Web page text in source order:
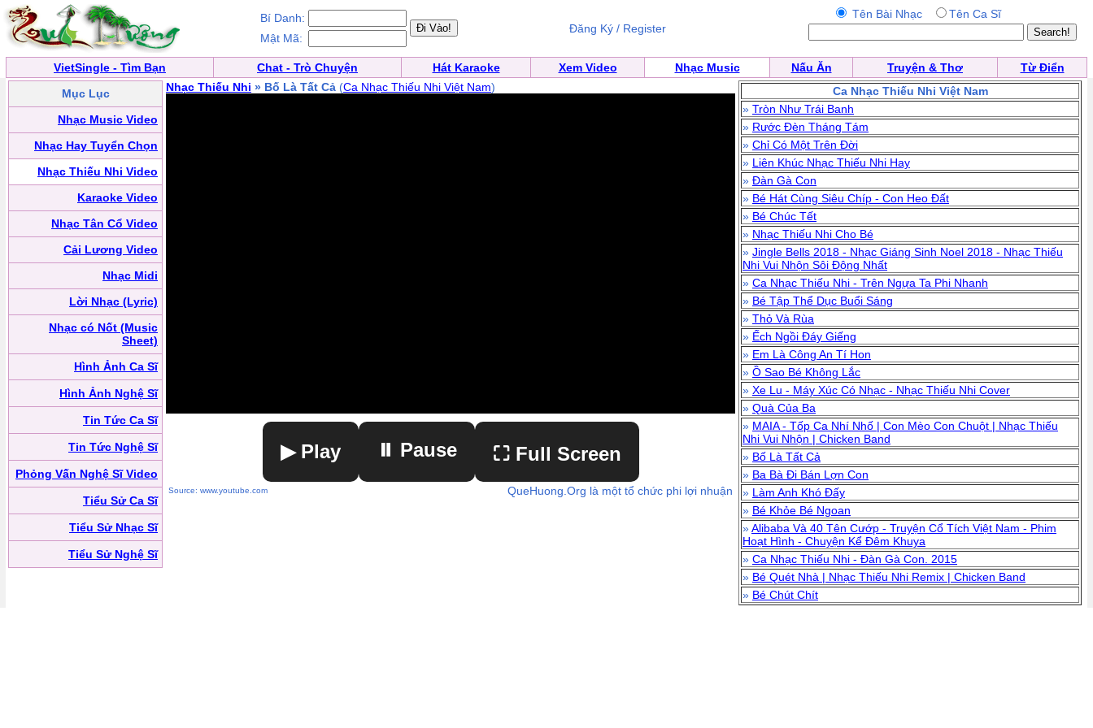
Bí Danh:
Mật Mã:
Đăng Ký / Register
Tên Bài Nhạc Tên Ca Sĩ
VietSingle - Tìm Bạn Chat - Trò Chuyện Hát Karaoke Xem Video Nhạc Music Nấu Ăn Truyện & Thơ
Từ Điển
Mục Lục
Nhạc Music Video
Nhạc Hay Tuyển Chọn
Nhạc Thiếu Nhi Video
Karaoke Video
Nhạc Tân Cổ Video
Cải Lương Video
Nhạc Midi
Lời Nhạc (Lyric)
Nhạc có Nốt (Music
Sheet)
Hình Ảnh Ca Sĩ
Hình Ảnh Nghệ Sĩ
Tin Tức Ca Sĩ
Tin Tức Nghệ Sĩ
Phỏng Vấn Nghệ Sĩ Video
Tiểu Sử Ca Sĩ
Tiểu Sử Nhạc Sĩ
Tiểu Sử Nghệ Sĩ
Nhạc Thiếu Nhi » Bố Là Tất Cả (Ca Nhạc Thiếu Nhi Việt Nam)
▶ Play ⏸ Pause ⛶ Full Screen
Source: www.youtube.com QueHuong.Org là một tổ chức phi lợi nhuận
Ca Nhạc Thiếu Nhi Việt Nam
» Tròn Như Trái Banh
» Rước Đèn Tháng Tám
» Chỉ Có Một Trên Đời
» Liên Khúc Nhạc Thiếu Nhi Hay
» Đàn Gà Con
» Bé Hát Cùng Siêu Chíp - Con Heo Đất
» Bé Chúc Tết
» Nhạc Thiếu Nhi Cho Bé
» Jingle Bells 2018 - Nhạc Giáng Sinh Noel 2018 - Nhạc Thiếu
Nhi Vui Nhộn Sôi Động Nhất
» Ca Nhạc Thiếu Nhi - Trên Ngựa Ta Phi Nhanh
» Bé Tập Thể Dục Buổi Sáng
» Thỏ Và Rùa
» Ếch Ngồi Đáy Giếng
» Em Là Công An Tí Hon
» Ồ Sao Bé Không Lắc
» Xe Lu - Máy Xúc Có Nhạc - Nhạc Thiếu Nhi Cover
» Quà Của Ba
» MAIA - Tốp Ca Nhí Nhố | Con Mèo Con Chuột | Nhạc Thiếu
Nhi Vui Nhộn | Chicken Band
» Bố Là Tất Cả
» Ba Bà Đi Bán Lợn Con
» Làm Anh Khó Đấy
» Bé Khỏe Bé Ngoan
»Alibaba Và 40 Tên Cướp - Truyện Cổ Tích Việt Nam - Phim
Hoạt Hình - Chuyện Kể Đêm Khuya
» Ca Nhạc Thiếu Nhi - Đàn Gà Con. 2015
» Bé Quét Nhà | Nhạc Thiếu Nhi Remix | Chicken Band
» Bé Chút Chít